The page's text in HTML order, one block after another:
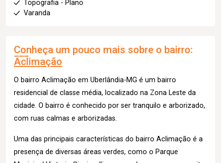
Topografia - Plano
Varanda
Conheça um pouco mais sobre o bairro:
Aclimação
O bairro Aclimação em Uberlândia-MG é um bairro
residencial de classe média, localizado na Zona Leste da
cidade. O bairro é conhecido por ser tranquilo e arborizado,
com ruas calmas e arborizadas.
Uma das principais características do bairro Aclimação é a
presença de diversas áreas verdes, como o Parque